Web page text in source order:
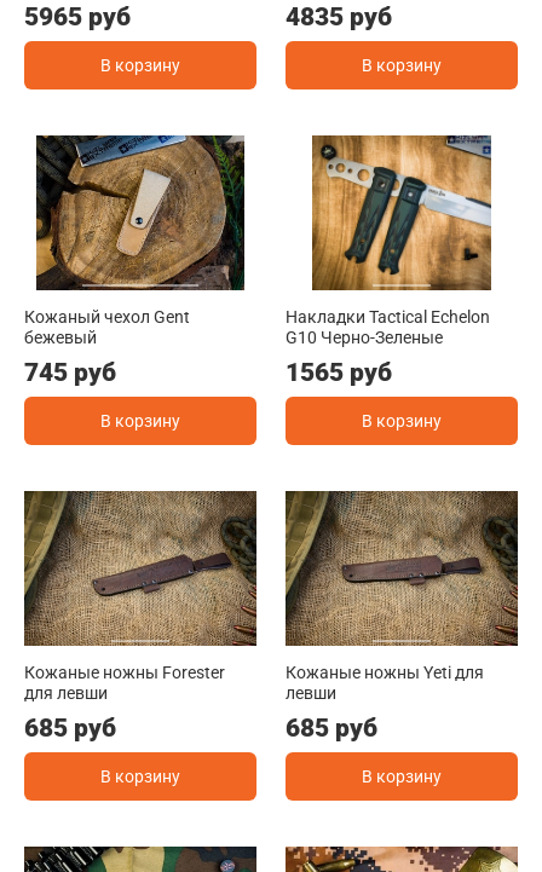
5965 руб
В корзину
4835 руб
В корзину
Кожаный чехол Gent
бежевый
745 руб
В корзину
Накладки Tactical Echelon
G10 Черно-Зеленые
1565 руб
В корзину
Кожаные ножны Forester
для левши
685 руб
В корзину
Кожаные ножны Yeti для
левши
685 руб
В корзину